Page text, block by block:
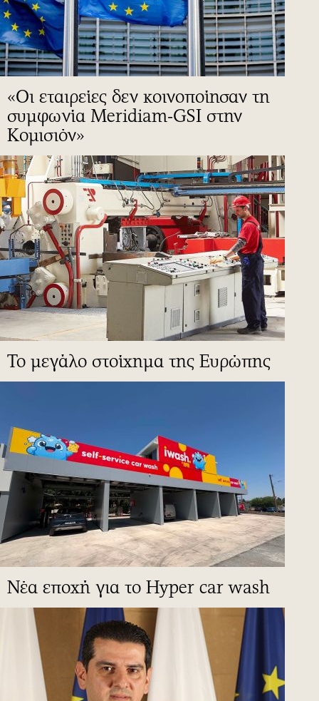
«Οι εταιρείες δεν κοινοποίησαν τη
συμφωνία Meridiam-GSI στην
Κομισιόν»
To μεγάλο στοίχημα της Ευρώπης
Νέα εποχή για το Hyper car wash